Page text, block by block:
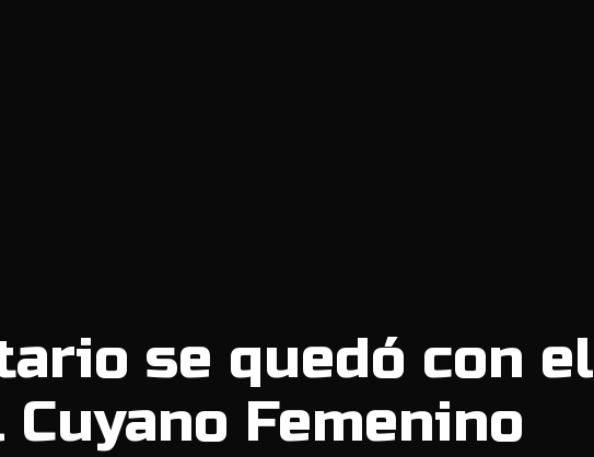
se quedó con el
Femenino